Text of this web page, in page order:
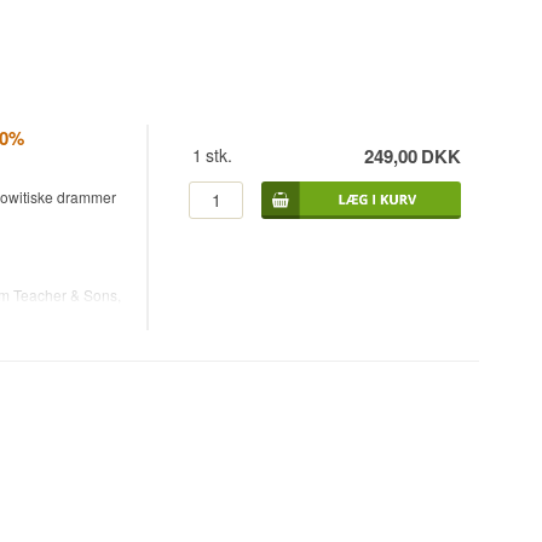
drammer
Teacher & Sons,
1 stk. 249,00DKK